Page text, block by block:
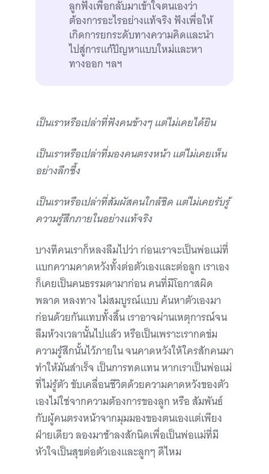
ลูกฟังเพื่อกลับมาเข้าใจตนเองว่า
ต้องการอะไรอย่างแท้จริง ฟังเพื่อให้
เกิดการยกระดับทางความคิดและนำ
ไปสู่การแก้ปัญหาแบบใหม่และหา
ทางออก ฯลฯ
เป็นเราหรือเปล่าที่ฟังคนข้างๆ แต่ไม่เคยได้ยิน
เป็นเราหรือเปล่าที่มองคนตรงหน้า แต่ไม่เคยเห็น
อย่างลึกซึ้ง
เป็นเราหรือเปล่าที่สัมผัสคนใกล้ชิด แต่ไม่เคยรับรู้
ความรู้สึกภายในอย่างแท้จริง
บางทีคนเราก็หลงลืมไปว่า ก่อนเราจะเป็นพ่อแม่ที่
แบกความคาดหวังทั้งต่อตัวเองและต่อลูก เราเอง
ก็เคยเป็นคนธรรมดามาก่อน คนที่มีโอกาสผิด
พลาด หลงทาง ไม่สมบูรณ์แบบ ค้นหาตัวเองมา
ก่อนด้วยกันแทบทั้งสิ้น เราอาจผ่านเหตุการณ์จน
ลืมห้วงเวลานั้นไปแล้ว หรือเป็นเพราะเรากดข่ม
ความรู้สึกนั้นไว้ภายใน จนคาดหวังให้ใครสักคนมา
ทำให้มันสำเร็จ เป็นการทดแทน หากเราเป็นพ่อแม่
ที่ไม่รู้ตัว ขับเคลื่อนชีวิตด้วยความคาดหวังของตัว
เองไม่ใช่จากความต้องการของลูก หรือ สัมพันธ์
กับผู้คนตรงหน้าจากมุมมองของตนเองแต่เพียง
ฝ่ายเดียว ลองมาช้าลงสักนิดเพื่อเป็นพ่อแม่ที่มี
หัวใจเป็นสุขต่อตัวเองและลูกๆ ดีไหม